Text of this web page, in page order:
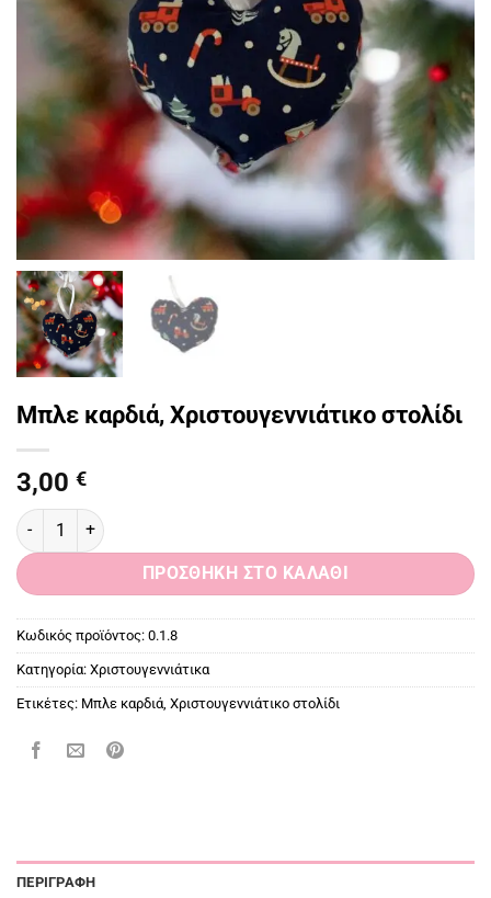
Μπλε καρδιά, Χριστουγεννιάτικο στολίδι
3,00 €
Μπλε καρδιά, Χριστουγεννιάτικο στολίδι ποσότητα
ΠΡΟΣΘΉΚΗ ΣΤΟ ΚΑΛΆΘΙ
Κωδικός προϊόντος: 0.1.8
Κατηγορία: Χριστουγεννιάτικα
Ετικέτες: Μπλε καρδιά Χριστουγεννιάτικο στολίδι
ΠΕΡΙΓΡΑΦΉ